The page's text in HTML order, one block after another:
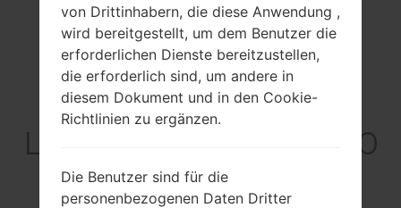
Spezifikation
LGX540ZMW(LMX540
ZMW) akaLG K50S
von Drittinhabern, die diese Anwendung ,
wird bereitgestellt, um dem Benutzer die
erforderlichen Dienste bereitzustellen,
die erforderlich sind, um andere in
diesem Dokument und in den Cookie-
Richtlinien zu ergänzen.
Die Benutzer sind für die
personenbezogenen Daten Dritter